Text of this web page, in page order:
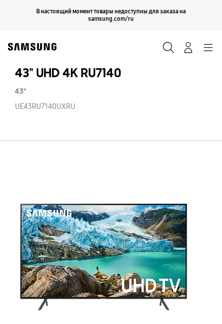
В настоящий момент товары недоступны для заказа на
samsung.com/ru
Продолжить
43" UHD 4K RU7140
43"
UE43RU7140UXRU